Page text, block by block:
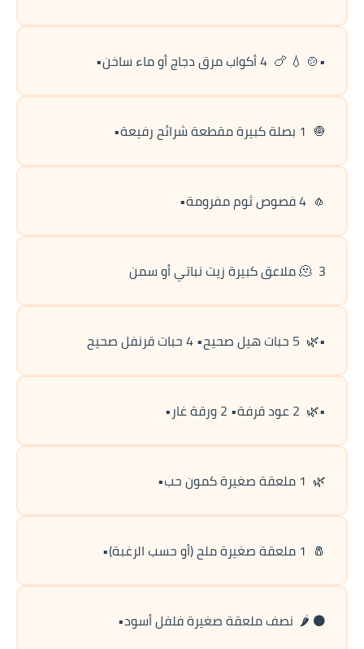
الطهاة العرب
مقالات
مسابقة المجلة
نصائح وفوائد
نصيحة اليوم
•🍲 💧 🍗  4 أكواب مرق دجاج أو ماء ساخن•
🧅  1 بصلة كبيرة مقطعة شرائح رفيعة•
🧄  4 فصوص ثوم مفرومة•
🫠  3 ملاعق كبيرة زيت نباتي أو سمن
•🌿  5 حبات هيل صحيح• 4 حبات قرنفل صحيح
•🌿  2 عود قرفة• 2 ورقة غار•
🌿  1 ملعقة صغيرة كمون حب•
🧂  1 ملعقة صغيرة ملح (أو حسب الرغبة)•
⚫ 🌶️  نصف ملعقة صغيرة فلفل أسود•